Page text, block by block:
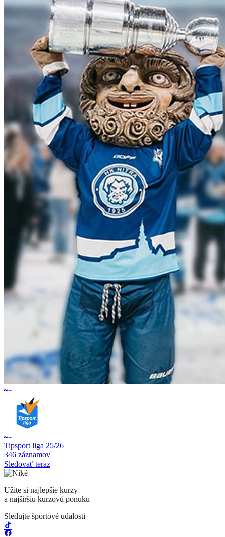
Tipsport liga 25/26
346 záznamov
Sledovať teraz
Užite si najlepšie kurzy
a najširšiu kurzovú ponuku
Sledujte športové udalosti